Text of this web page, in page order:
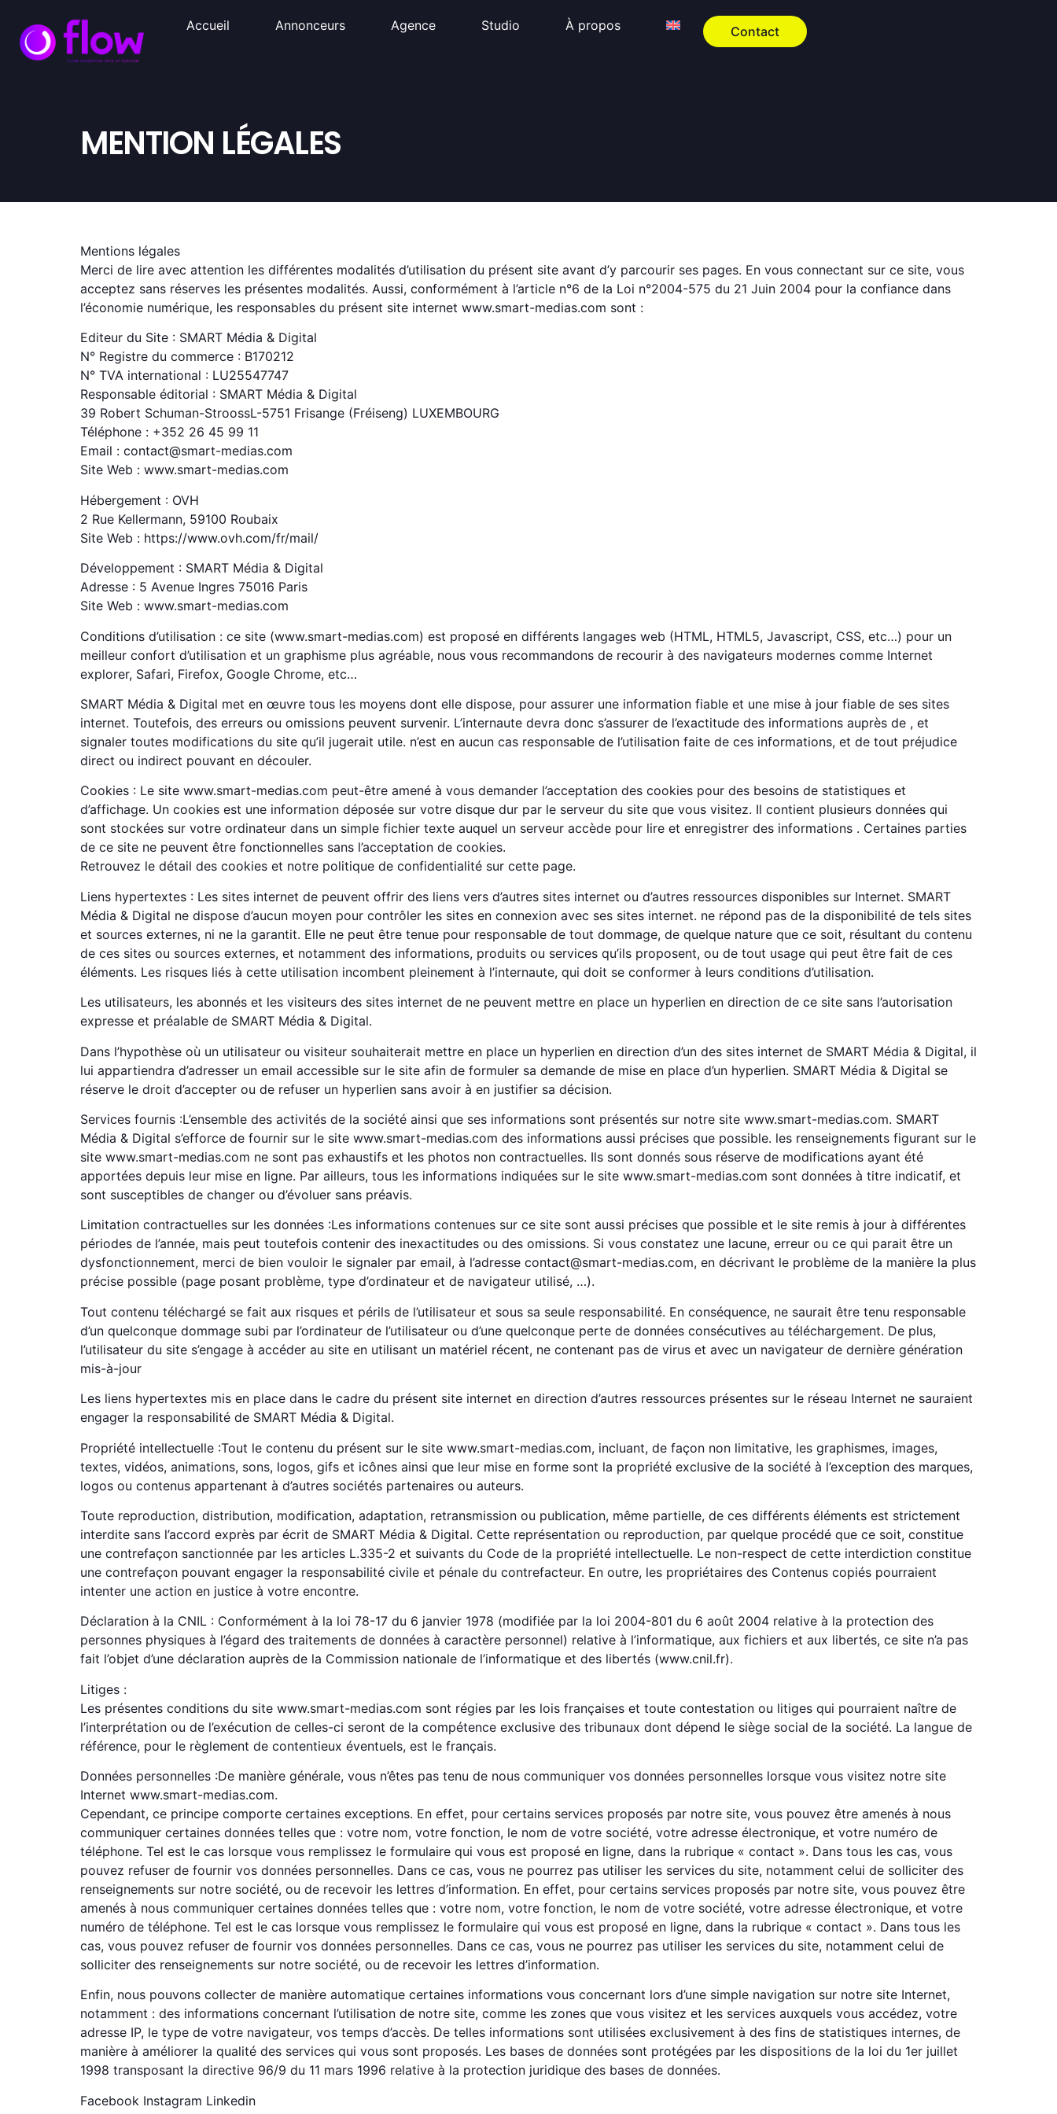
Accueil Annonceurs Agence Studio À propos Contact
MENTION LÉGALES
Mentions légales
Merci de lire avec attention les différentes modalités d’utilisation du présent site avant d’y parcourir ses pages. En vous connectant sur ce site, vous
acceptez sans réserves les présentes modalités. Aussi, conformément à l’article n°6 de la Loi n°2004-575 du 21 Juin 2004 pour la confiance dans
l’économie numérique, les responsables du présent site internet www.smart-medias.com sont :
Editeur du Site : SMART Média & Digital
N° Registre du commerce : B170212
N° TVA international : LU25547747
Responsable éditorial : SMART Média & Digital
39 Robert Schuman-StroossL-5751 Frisange (Fréiseng) LUXEMBOURG
Téléphone : +352 26 45 99 11
Email : contact@smart-medias.com
Site Web : www.smart-medias.com
Hébergement : OVH
2 Rue Kellermann, 59100 Roubaix
Site Web : https://www.ovh.com/fr/mail/
Développement : SMART Média & Digital
Adresse : 5 Avenue Ingres 75016 Paris
Site Web : www.smart-medias.com
Conditions d’utilisation : ce site (www.smart-medias.com) est proposé en différents langages web (HTML, HTML5, Javascript, CSS, etc…) pour un
meilleur confort d’utilisation et un graphisme plus agréable, nous vous recommandons de recourir à des navigateurs modernes comme Internet
explorer, Safari, Firefox, Google Chrome, etc…
SMART Média & Digital met en œuvre tous les moyens dont elle dispose, pour assurer une information fiable et une mise à jour fiable de ses sites
internet. Toutefois, des erreurs ou omissions peuvent survenir. L’internaute devra donc s’assurer de l’exactitude des informations auprès de , et
signaler toutes modifications du site qu’il jugerait utile. n’est en aucun cas responsable de l’utilisation faite de ces informations, et de tout préjudice
direct ou indirect pouvant en découler.
Cookies : Le site www.smart-medias.com peut-être amené à vous demander l’acceptation des cookies pour des besoins de statistiques et
d’affichage. Un cookies est une information déposée sur votre disque dur par le serveur du site que vous visitez. Il contient plusieurs données qui
sont stockées sur votre ordinateur dans un simple fichier texte auquel un serveur accède pour lire et enregistrer des informations . Certaines parties
de ce site ne peuvent être fonctionnelles sans l’acceptation de cookies.
Retrouvez le détail des cookies et notre politique de confidentialité sur cette page.
Liens hypertextes : Les sites internet de peuvent offrir des liens vers d’autres sites internet ou d’autres ressources disponibles sur Internet. SMART
Média & Digital ne dispose d’aucun moyen pour contrôler les sites en connexion avec ses sites internet. ne répond pas de la disponibilité de tels sites
et sources externes, ni ne la garantit. Elle ne peut être tenue pour responsable de tout dommage, de quelque nature que ce soit, résultant du contenu
de ces sites ou sources externes, et notamment des informations, produits ou services qu’ils proposent, ou de tout usage qui peut être fait de ces
éléments. Les risques liés à cette utilisation incombent pleinement à l’internaute, qui doit se conformer à leurs conditions d’utilisation.
Les utilisateurs, les abonnés et les visiteurs des sites internet de ne peuvent mettre en place un hyperlien en direction de ce site sans l’autorisation
expresse et préalable de SMART Média & Digital.
Dans l’hypothèse où un utilisateur ou visiteur souhaiterait mettre en place un hyperlien en direction d’un des sites internet de SMART Média & Digital, il
lui appartiendra d’adresser un email accessible sur le site afin de formuler sa demande de mise en place d’un hyperlien. SMART Média & Digital se
réserve le droit d’accepter ou de refuser un hyperlien sans avoir à en justifier sa décision.
Services fournis :L’ensemble des activités de la société ainsi que ses informations sont présentés sur notre site www.smart-medias.com. SMART
Média & Digital s’efforce de fournir sur le site www.smart-medias.com des informations aussi précises que possible. les renseignements figurant sur le
site www.smart-medias.com ne sont pas exhaustifs et les photos non contractuelles. Ils sont donnés sous réserve de modifications ayant été
apportées depuis leur mise en ligne. Par ailleurs, tous les informations indiquées sur le site www.smart-medias.com sont données à titre indicatif, et
sont susceptibles de changer ou d’évoluer sans préavis.
Limitation contractuelles sur les données :Les informations contenues sur ce site sont aussi précises que possible et le site remis à jour à différentes
périodes de l’année, mais peut toutefois contenir des inexactitudes ou des omissions. Si vous constatez une lacune, erreur ou ce qui parait être un
dysfonctionnement, merci de bien vouloir le signaler par email, à l’adresse contact@smart-medias.com, en décrivant le problème de la manière la plus
précise possible (page posant problème, type d’ordinateur et de navigateur utilisé, …).
Tout contenu téléchargé se fait aux risques et périls de l’utilisateur et sous sa seule responsabilité. En conséquence, ne saurait être tenu responsable
d’un quelconque dommage subi par l’ordinateur de l’utilisateur ou d’une quelconque perte de données consécutives au téléchargement. De plus,
l’utilisateur du site s’engage à accéder au site en utilisant un matériel récent, ne contenant pas de virus et avec un navigateur de dernière génération
mis-à-jour
Les liens hypertextes mis en place dans le cadre du présent site internet en direction d’autres ressources présentes sur le réseau Internet ne sauraient
engager la responsabilité de SMART Média & Digital.
Propriété intellectuelle :Tout le contenu du présent sur le site www.smart-medias.com, incluant, de façon non limitative, les graphismes, images,
textes, vidéos, animations, sons, logos, gifs et icônes ainsi que leur mise en forme sont la propriété exclusive de la société à l’exception des marques,
logos ou contenus appartenant à d’autres sociétés partenaires ou auteurs.
Toute reproduction, distribution, modification, adaptation, retransmission ou publication, même partielle, de ces différents éléments est strictement
interdite sans l’accord exprès par écrit de SMART Média & Digital. Cette représentation ou reproduction, par quelque procédé que ce soit, constitue
une contrefaçon sanctionnée par les articles L.335-2 et suivants du Code de la propriété intellectuelle. Le non-respect de cette interdiction constitue
une contrefaçon pouvant engager la responsabilité civile et pénale du contrefacteur. En outre, les propriétaires des Contenus copiés pourraient
intenter une action en justice à votre encontre.
Déclaration à la CNIL : Conformément à la loi 78-17 du 6 janvier 1978 (modifiée par la loi 2004-801 du 6 août 2004 relative à la protection des
personnes physiques à l’égard des traitements de données à caractère personnel) relative à l’informatique, aux fichiers et aux libertés, ce site n’a pas
fait l’objet d’une déclaration auprès de la Commission nationale de l’informatique et des libertés (www.cnil.fr).
Litiges :
Les présentes conditions du site www.smart-medias.com sont régies par les lois françaises et toute contestation ou litiges qui pourraient naître de
l’interprétation ou de l’exécution de celles-ci seront de la compétence exclusive des tribunaux dont dépend le siège social de la société. La langue de
référence, pour le règlement de contentieux éventuels, est le français.
Données personnelles :De manière générale, vous n’êtes pas tenu de nous communiquer vos données personnelles lorsque vous visitez notre site
Internet www.smart-medias.com.
Cependant, ce principe comporte certaines exceptions. En effet, pour certains services proposés par notre site, vous pouvez être amenés à nous
communiquer certaines données telles que : votre nom, votre fonction, le nom de votre société, votre adresse électronique, et votre numéro de
téléphone. Tel est le cas lorsque vous remplissez le formulaire qui vous est proposé en ligne, dans la rubrique « contact ». Dans tous les cas, vous
pouvez refuser de fournir vos données personnelles. Dans ce cas, vous ne pourrez pas utiliser les services du site, notamment celui de solliciter des
renseignements sur notre société, ou de recevoir les lettres d’information. En effet, pour certains services proposés par notre site, vous pouvez être
amenés à nous communiquer certaines données telles que : votre nom, votre fonction, le nom de votre société, votre adresse électronique, et votre
numéro de téléphone. Tel est le cas lorsque vous remplissez le formulaire qui vous est proposé en ligne, dans la rubrique « contact ». Dans tous les
cas, vous pouvez refuser de fournir vos données personnelles. Dans ce cas, vous ne pourrez pas utiliser les services du site, notamment celui de
solliciter des renseignements sur notre société, ou de recevoir les lettres d’information.
Enfin, nous pouvons collecter de manière automatique certaines informations vous concernant lors d’une simple navigation sur notre site Internet,
notamment : des informations concernant l’utilisation de notre site, comme les zones que vous visitez et les services auxquels vous accédez, votre
adresse IP, le type de votre navigateur, vos temps d’accès. De telles informations sont utilisées exclusivement à des fins de statistiques internes, de
manière à améliorer la qualité des services qui vous sont proposés. Les bases de données sont protégées par les dispositions de la loi du 1er juillet
1998 transposant la directive 96/9 du 11 mars 1996 relative à la protection juridique des bases de données.
Facebook Instagram Linkedin